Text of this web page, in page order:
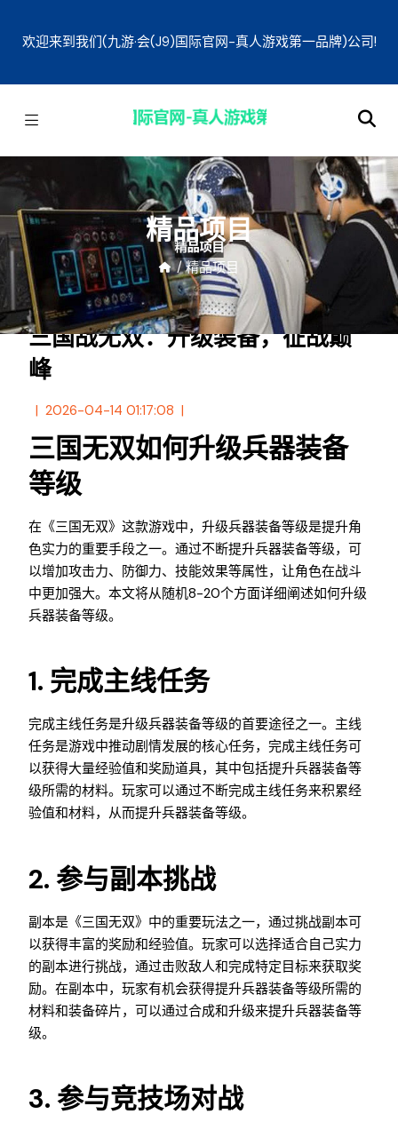
欢迎来到我们(九游·会(J9)国际官网-真人游戏第一品牌)公司!
精品项目
/ 精品项目
三国战无双：升级装备，征战巅
峰
2026-04-14 01:17:08
三国无双如何升级兵器装备
等级
在《三国无双》这款游戏中，升级兵器装备等级是提升角
色实力的重要手段之一。通过不断提升兵器装备等级，可
以增加攻击力、防御力、技能效果等属性，让角色在战斗
中更加强大。本文将从随机8-20个方面详细阐述如何升级
兵器装备等级。
1. 完成主线任务
完成主线任务是升级兵器装备等级的首要途径之一。主线
任务是游戏中推动剧情发展的核心任务，完成主线任务可
以获得大量经验值和奖励道具，其中包括提升兵器装备等
级所需的材料。玩家可以通过不断完成主线任务来积累经
验值和材料，从而提升兵器装备等级。
2. 参与副本挑战
副本是《三国无双》中的重要玩法之一，通过挑战副本可
以获得丰富的奖励和经验值。玩家可以选择适合自己实力
的副本进行挑战，通过击败敌人和完成特定目标来获取奖
励。在副本中，玩家有机会获得提升兵器装备等级所需的
材料和装备碎片，可以通过合成和升级来提升兵器装备等
级。
3. 参与竞技场对战